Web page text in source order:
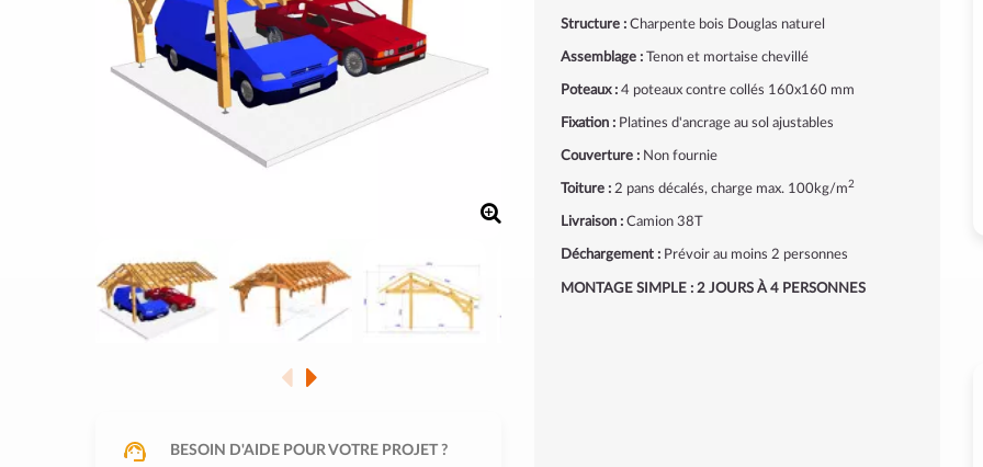
BESOIN D'AIDE POUR VOTRE PROJET ?
Structure : Charpente bois Douglas naturel
Assemblage :Tenon et mortaise chevillé
Poteaux : 4 poteaux contre collés 160x160 mm
Fixation :Platines d'ancrage au sol ajustables
Couverture :Non fournie
Toiture : 2 pans décalés, charge max. 100kg/m2
Livraison :Camion 38T
Déchargement :Prévoir au moins 2 personnes
MONTAGE SIMPLE : 2 JOURS À 4 PERSONNES